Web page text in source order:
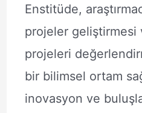
Enstitüde,
projeler geliştirmesi
projeleri
bir bilimsel ortam
inovasyon ve